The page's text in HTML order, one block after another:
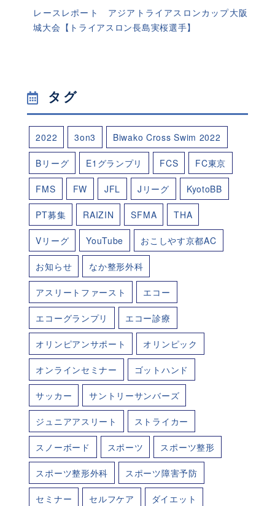
レースレポート アジアトライアスロンカップ大阪
城大会【トライアスロン長島実桜選手】
タグ
2022 3on3 Biwako Cross Swim 2022
Bリーグ E1グランプリ FCS FC東京
FMS FW JFL Jリーグ KyotoBB
PT募集 RAIZIN SFMA THA
Vリーグ YouTube おこしやす京都AC
お知らせ なか整形外科
アスリートファースト エコー
エコーグランプリ エコー診療
オリンピアンサポート オリンピック
オンラインセミナー ゴットハンド
サッカー サントリーサンバーズ
ジュニアアスリート ストライカー
スノーボード スポーツ スポーツ整形
スポーツ整形外科 スポーツ障害予防
セミナー セルフケア ダイエット